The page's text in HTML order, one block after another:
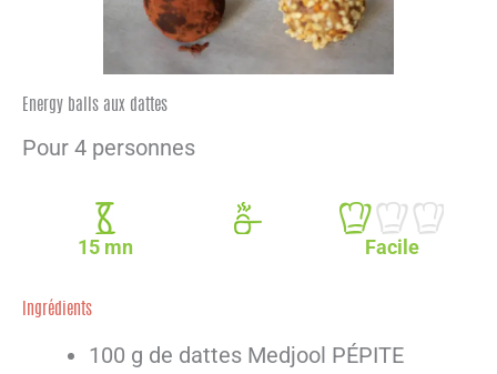
Energy balls aux dattes
Pour 4 personnes
15 mn Facile
Ingrédients
100 g de dattes Medjool PÉPITE